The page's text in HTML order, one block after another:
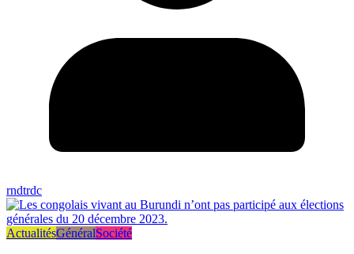
rndtrdc
ActualitésGénéralSociété